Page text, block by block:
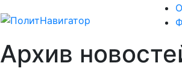
Архив